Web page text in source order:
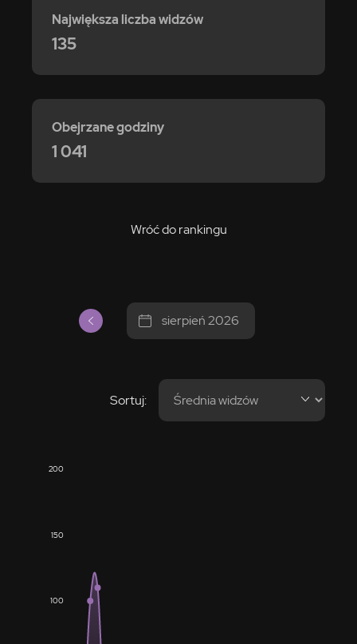
Wróć do rankingu
Największa liczba widzów
135
Obejrzane godziny
1 041
sierpień 2026
Sortuj:
100
150
200